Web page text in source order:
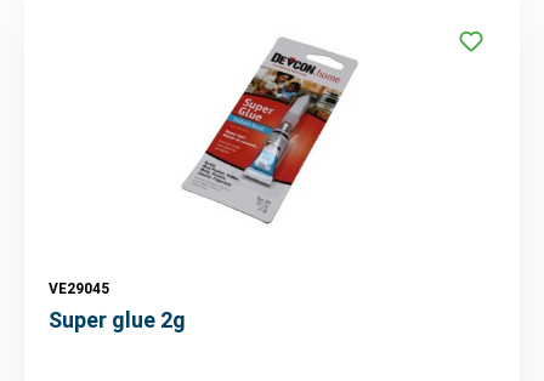
VE29045
Super glue 2g